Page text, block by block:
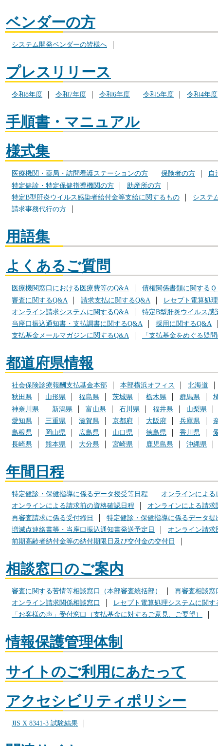
ベンダーの方
システム開発ベンダーの皆様へ
プレスリリース
令和8年度 令和7年度 令和6年度 令和5年度 令和4年度
手順書・マニュアル
様式集
医療機関・薬局・訪問看護ステーションの方 保険者の方
自
特定健診・特定保健指導機関の方
助産所の方
特定B型肝炎ウイルス感染者給付金等支給に関するもの
システ
請求事務代行の方
用語集
よくあるご質問
医療機関窓口における医療費等のQ&A
債権関係書類に関するＱ
審査に関するQ&A
請求支払に関するQ&A
レセプト電算処
オンライン請求システムに関するQ&A
特定B型肝炎ウイルス感
当座口振込通知書・支払調書に関するQ&A
採用に関するQ&A
支払基金メールマガジンに関するQ&A
「支払基金をめぐる疑
都道府県情報
社会保険診療報酬支払基金本部 本部横浜オフィス
北海道
秋田県
山形県 福島県 茨城県 栃木県 群馬県
神奈川県
新潟県 富山県 石川県 福井県
山梨県
愛知県
三重県 滋賀県 京都府 大阪府 兵庫県
島根県
岡山県 広島県 山口県 徳島県 香川県
長崎県
熊本県 大分県 宮崎県 鹿児島県 沖縄県
年間日程
特定健診・保健指導に係るデータ授受等日程
オンラインによ
オンラインによる請求前の資格確認日程
オンラインによる請
再審査請求に係る受付締日
特定健診・保健指導に係るデータ
増減点連絡書等・当座口振込通知書発送予定日
オンライン請
前期高齢者納付金等の納付期限日及び交付金の交付日
相談窓口のご案内
審査に関する苦情等相談窓口（本部審査統括部）
再審査相談窓
オンライン請求関係相談窓口
レセプト電算処理システムに関
「お客様の声」受付窓口（支払基金に対するご意見、ご要望）
情報保護管理体制
サイトのご利用にあたって
アクセシビリティポリシー
JIS X 8341-3 試験結果